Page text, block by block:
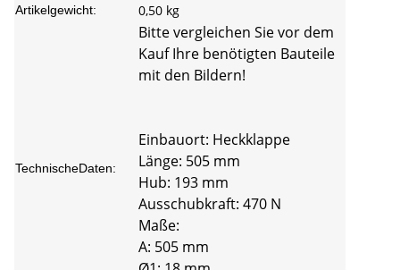
Artikelgewicht: 0,50 kg
TechnischeDaten:
Bitte vergleichen Sie vor dem
Kauf Ihre benötigten Bauteile
mit den Bildern!
Einbauort: Heckklappe
Länge: 505 mm
Hub: 193 mm
Ausschubkraft: 470 N
Maße:
A: 505 mm